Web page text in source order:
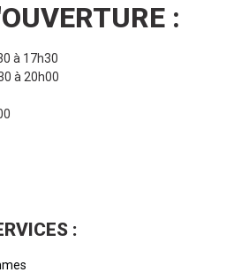
:
à 17h30
à 20h00
: